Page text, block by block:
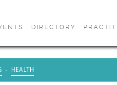
DIRECTORY
HEALTH